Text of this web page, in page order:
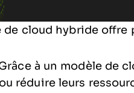
de cloud hybride
à un modèle de
réduire leurs